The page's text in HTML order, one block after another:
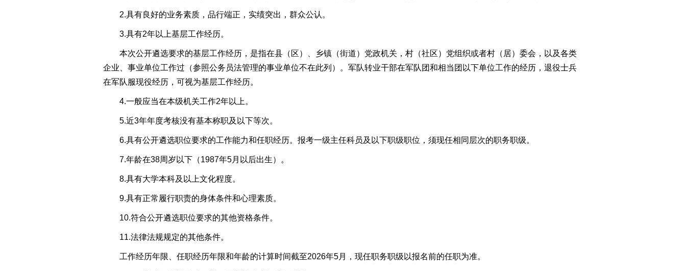
2.具有良好的业务素质，品行端正，实绩突出，群众公认。
3.具有2年以上基层工作经历。
本次公开遴选要求的基层工作经历，是指在县（区）、乡镇（街道）党政机关，村（社区）党组织或者村（居）委会，以及各类
企业、事业单位工作过（参照公务员法管理的事业单位不在此列）。军队转业干部在军队团和相当团以下单位工作的经历，退役士兵
在军队服现役经历，可视为基层工作经历。
4.一般应当在本级机关工作2年以上。
5.近3年年度考核没有基本称职及以下等次。
6.具有公开遴选职位要求的工作能力和任职经历。报考一级主任科员及以下职级职位，须现任相同层次的职务职级。
7.年龄在38周岁以下（1987年5月以后出生）。
8.具有大学本科及以上文化程度。
9.具有正常履行职责的身体条件和心理素质。
10.符合公开遴选职位要求的其他资格条件。
11.法律法规规定的其他条件。
工作经历年限、任职经历年限和年龄的计算时间截至2026年5月，现任职务职级以报名前的任职为准。